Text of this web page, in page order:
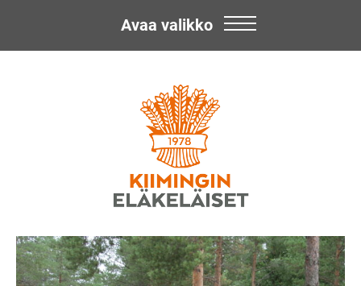
Eläkeläiset
ry
Avaa valikko